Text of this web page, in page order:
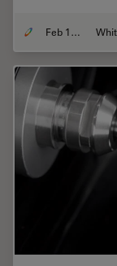
Feb 12, 2026